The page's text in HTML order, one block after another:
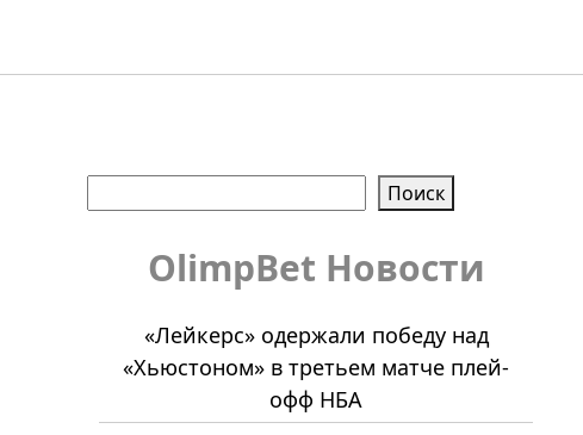
Поиск
OlimpBet Новости
«Лейкерс» одержали победу над
«Хьюстоном» в третьем матче плей-
офф НБА